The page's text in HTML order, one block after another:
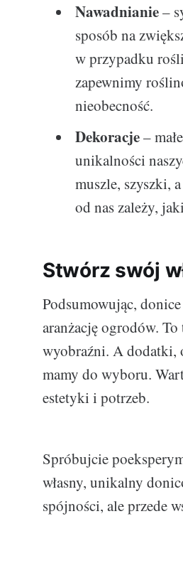
Nawadnianie–
sposób na
w przypadku
zapewnimy
nieobecność.
Dekoracje–
unikalności
muszle, szyszki,
od nas zależy,
Stwórz swój
Podsumowując,
aranżację ogrodów.
wyobraźni. A dodatki,
mamy do wyboru.
estetyki i potrzeb.
Spróbujcie
własny, unikalny
spójności, ale przede